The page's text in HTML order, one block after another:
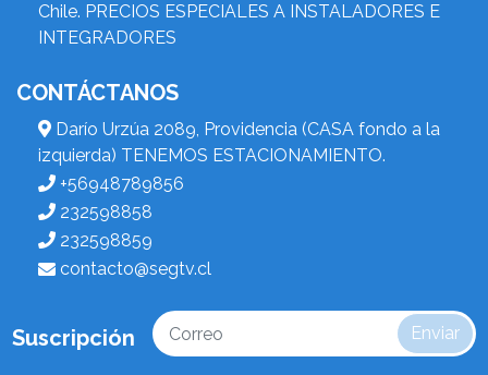
Chile. PRECIOS ESPECIALES A INSTALADORES E
INTEGRADORES
CONTÁCTANOS
Darío Urzúa 2089, Providencia (CASA fondo a la
izquierda) TENEMOS ESTACIONAMIENTO.
+56948789856
232598858
232598859
contacto@segtv.cl
Suscripción Enviar